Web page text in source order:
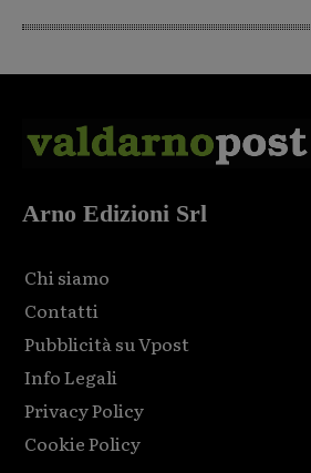
Arno Edizioni Srl
Chi siamo
Contatti
Pubblicità su Vpost
Info Legali
Privacy Policy
Cookie Policy